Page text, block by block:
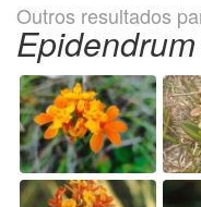
Outros resultados